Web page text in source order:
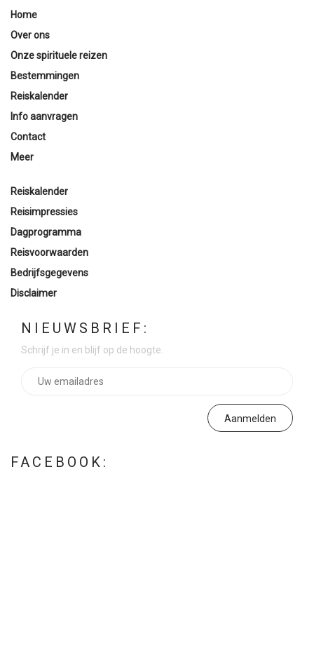
Home
Over ons
Onze spirituele reizen
Bestemmingen
Reiskalender
Info aanvragen
Contact
Meer
Reiskalender
Reisimpressies
Dagprogramma
Reisvoorwaarden
Bedrijfsgegevens
Disclaimer
NIEUWSBRIEF:
Schrijf je in en blijf op de hoogte.
FACEBOOK: